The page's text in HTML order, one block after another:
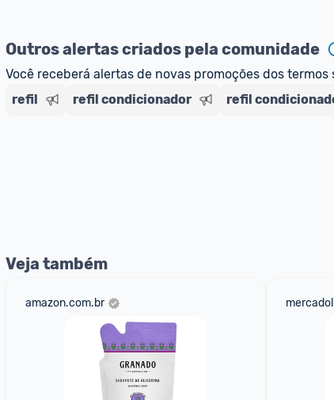
Outros alertas criados pela comunidade
Você receberá alertas de novas promoções dos termos
refil
refil condicionador refil
Veja também
amazon.com.br